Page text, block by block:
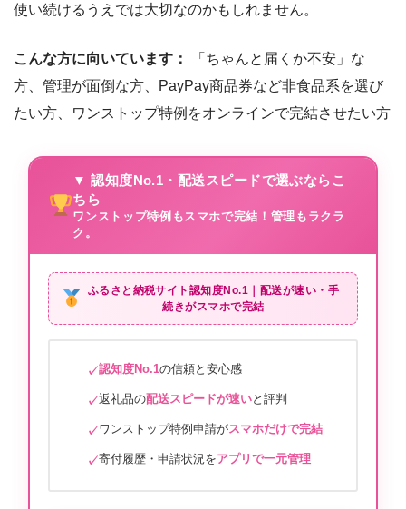
使い続けるうえでは大切なのかもしれません。
こんな方に向いています：
「ちゃんと届くか不安」な
方、管理が面倒な方、PayPay商品券など非食品系を選び
たい方、ワンストップ特例をオンラインで完結させたい方
▼ 認知度No.1・配送スピードで選ぶならこ
ちら
ワンストップ特例もスマホで完結！管理もラクラ
ク。
ふるさと納税サイト 認知度No.1 ｜配送が速い・手
続きがスマホで完結
認知度No.1の信頼と安心感
返礼品の配送スピードが速いと評判
ワンストップ特例申請がスマホだけで完結
寄付履歴・申請状況をアプリで一元管理